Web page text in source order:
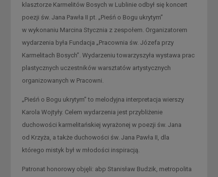
klasztorze Karmelitów Bosych w Lublinie odbył się koncert
poezji św. Jana Pawła II pt. „Pieśń o Bogu ukrytym”
w wykonaniu Marcina Stycznia z zespołem. Organizatorem
wydarzenia była Fundacja „Pracownia św. Józefa przy
Karmelitach Bosych”. Wydarzeniu towarzyszyła wystawa prac
plastycznych uczestników warsztatów artystycznych
organizowanych w Pracowni.
„Pieśń o Bogu ukrytym” to melodyjna interpretacja wierszy
Karola Wojtyły. Celem wydarzenia jest przybliżenie
duchowości karmelitańskiej wyrażonej w poezji św. Jana
od Krzyża, a także duchowości św. Jana Pawła II, dla
którego mistyk był w młodości inspiracją.
Patronat honorowy objęli: abp Stanisław Budzik, metropolita